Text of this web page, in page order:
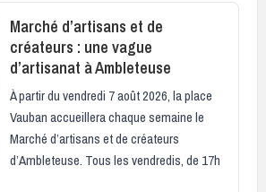
Marché d’artisans et de
créateurs : une vague
d’artisanat à Ambleteuse
À partir du vendredi 7 août 2026, la place
Vauban accueillera chaque semaine le
Marché d’artisans et de créateurs
d’Ambleteuse. Tous les vendredis, de 17h